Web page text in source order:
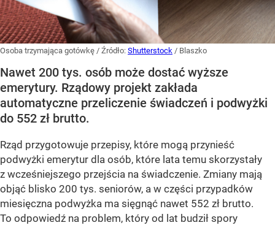
Osoba trzymająca gotówkę / Źródło: Shutterstock / Blaszko
Nawet 200 tys. osób może dostać wyższe
emerytury. Rządowy projekt zakłada
automatyczne przeliczenie świadczeń i podwyżki
do 552 zł brutto.
Rząd przygotowuje przepisy, które mogą przynieść
podwyżki emerytur dla osób, które lata temu skorzystały
z wcześniejszego przejścia na świadczenie. Zmiany mają
objąć blisko 200 tys. seniorów, a w części przypadków
miesięczna podwyżka ma sięgnąć nawet 552 zł brutto.
To odpowiedź na problem, który od lat budził spory